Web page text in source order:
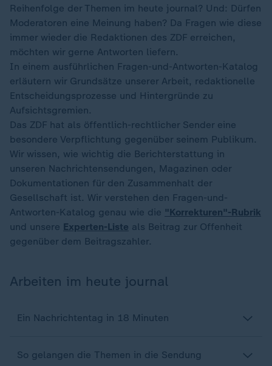
Reihenfolge der Themen im heute journal? Und: Dürfen
Moderatoren eine Meinung haben? Da Fragen wie diese
immer wieder die Redaktionen des ZDF erreichen,
möchten wir gerne Antworten liefern.
In einem ausführlichen Fragen-und-Antworten-Katalog
erläutern wir Grundsätze unserer Arbeit, redaktionelle
Entscheidungsprozesse und Hintergründe zu
Aufsichtsgremien.
Das ZDF hat als öffentlich-rechtlicher Sender eine
besondere Verpflichtung gegenüber seinem Publikum.
Wir wissen, wie wichtig die Berichterstattung in
unseren Nachrichtensendungen, Magazinen oder
Dokumentationen für den Zusammenhalt der
Gesellschaft ist. Wir verstehen den Fragen-und-
Antworten-Katalog genau wie die "Korrekturen"-Rubrik
und unsere Experten-Liste als Beitrag zur Offenheit
gegenüber dem Beitragszahler.
Arbeiten im heute journal
Ein Nachrichtentag in 18 Minuten
So gelangen die Themen in die Sendung